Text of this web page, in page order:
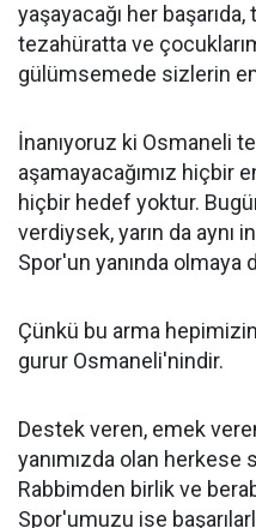
yaşayacağı her
tezahüratta ve
gülümsemede sizlerin
İnanıyoruz ki Osmaneli
aşamayacağımız hiçbir
hiçbir hedef yoktur.
verdiysek, yarın da aynı
Spor'un yanında olmaya
Çünkü bu arma
gurur Osmaneli'nindir.
Destek veren, emek
yanımızda olan
Rabbimden birlik ve
Spor'umuzu ise